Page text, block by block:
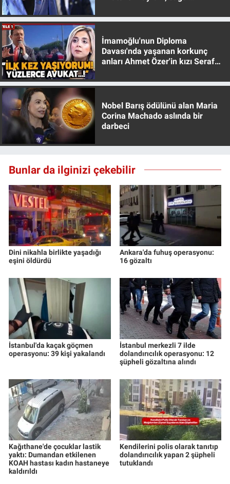
İmamoğlu'nun Diploma
Davası'nda yaşanan korkunç
anları Ahmet Özer'in kızı Seraf
Nobel Barış ödülünü alan Maria
Corina Machado aslında bir
darbeci
Bunlar da ilginizi çekebilir
Dini nikahla birlikte yaşadığı
eşini öldürdü
Ankara'da fuhuş operasyonu:
16 gözaltı
İstanbul'da kaçak göçmen
operasyonu: 39 kişi yakalandı
İstanbul merkezli 7 ilde
dolandırıcılık operasyonu: 12
şüpheli gözaltına alındı
Kağıthane'de çocuklar lastik
yaktı: Dumandan etkilenen
KOAH hastası kadın hastaneye
kaldırıldı
Kendilerini polis olarak tanıtıp
dolandırıcılık yapan 2 şüpheli
tutuklandı